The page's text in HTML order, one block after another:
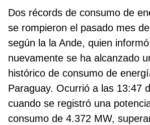
Dos récords de consumo de
se rompieron el pasado mes
según la la Ande, quien
nuevamente se ha alcanzado
histórico de consumo de
Paraguay. Ocurrió a las 13:47
cuando se registró una
consumo de 4.372 MW,